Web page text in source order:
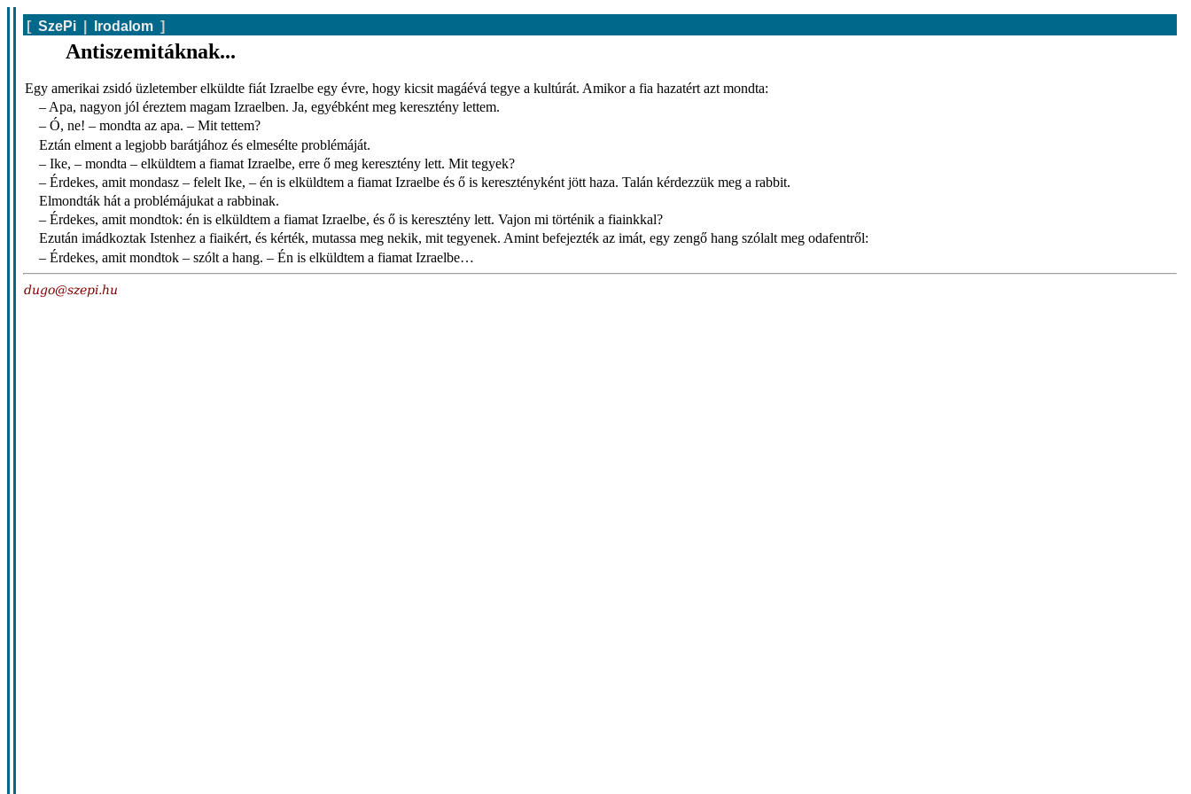
[ SzePi Irodalom ]
Antiszemitáknak...
Egy amerikai zsidó üzletember elküldte fiát Izraelbe egy évre, hogy kicsit magáévá tegye a kultúrát. Amikor a fia hazatért azt mondta:
– Apa, nagyon jól éreztem magam Izraelben. Ja, egyébként meg keresztény lettem.
– Ó, ne! – mondta az apa. – Mit tettem?
Eztán elment a legjobb barátjához és elmesélte problémáját.
– Ike, – mondta – elküldtem a fiamat Izraelbe, erre ő meg keresztény lett. Mit tegyek?
– Érdekes, amit mondasz – felelt Ike, – én is elküldtem a fiamat Izraelbe és ő is keresztényként jött haza. Talán kérdezzük meg a rabbit.
Elmondták hát a problémájukat a rabbinak.
– Érdekes, amit mondtok: én is elküldtem a fiamat Izraelbe, és ő is keresztény lett. Vajon mi történik a fiainkkal?
Ezután imádkoztak Istenhez a fiaikért, és kérték, mutassa meg nekik, mit tegyenek. Amint befejezték az imát, egy zengő hang szólalt meg odafentről:
– Érdekes, amit mondtok – szólt a hang. – Én is elküldtem a fiamat Izraelbe…